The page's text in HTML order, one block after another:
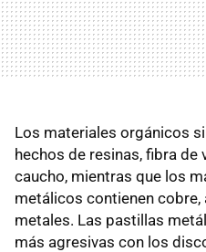
Los materiales orgánicos
hechos de resinas, fibra de
caucho, mientras que los
metálicos contienen cobre,
metales. Las pastillas
más agresivas con los